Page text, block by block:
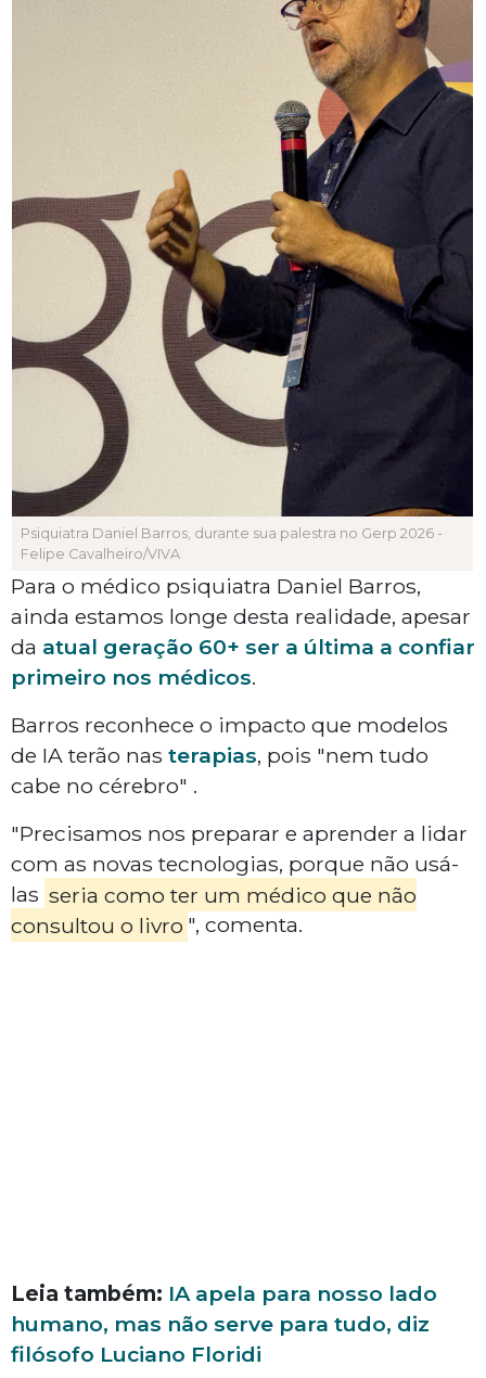
Psiquiatra Daniel Barros, durante sua palestra no Gerp 2026 -
Felipe Cavalheiro/VIVA
Para o médico psiquiatra Daniel Barros,
ainda estamos longe desta realidade, apesar
da atual geração 60+ ser a última a confiar
primeiro nos médicos.
Barros reconhece o impacto que modelos
de IA terão nas terapias, pois "nem tudo
cabe no cérebro" .
"Precisamos nos preparar e aprender a lidar
com as novas tecnologias, porque não usá-
las seria como ter um médico que não
consultou o livro ", comenta.
Leia também: IA apela para nosso lado
humano, mas não serve para tudo, diz
filósofo Luciano Floridi